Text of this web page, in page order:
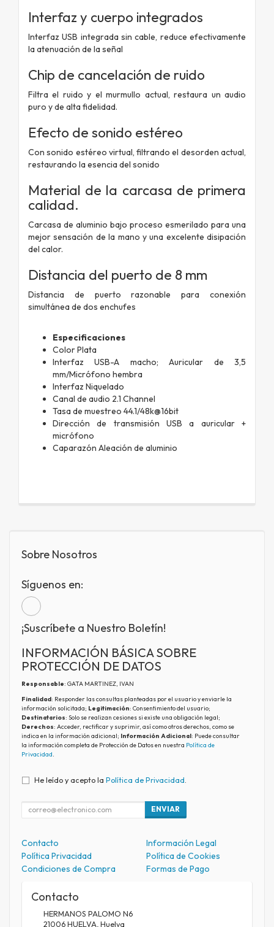
Interfaz y cuerpo integrados
Interfaz USB integrada sin cable, reduce efectivamente
la atenuación de la señal
Chip de cancelación de ruido
Filtra el ruido y el murmullo actual, restaura un audio
puro y de alta fidelidad.
Efecto de sonido estéreo
Con sonido estéreo virtual, filtrando el desorden actual,
restaurando la esencia del sonido
Material de la carcasa de primera
calidad.
Carcasa de aluminio bajo proceso esmerilado para una
mejor sensación de la mano y una excelente disipación
del calor.
Distancia del puerto de 8 mm
Distancia de puerto razonable para conexión
simultánea de dos enchufes
Especificaciones
Color Plata
Interfaz USB-A macho; Auricular de 3,5
mm/Micrófono hembra
Interfaz Niquelado
Canal de audio 2.1 Channel
Tasa de muestreo 44.1/48k@16bit
Dirección de transmisión USB a auricular +
micrófono
Caparazón Aleación de aluminio
Sobre Nosotros
Síguenos en:
¡Suscríbete a Nuestro Boletín!
INFORMACIÓN BÁSICA SOBRE
PROTECCIÓN DE DATOS
Responsable: GATA MARTINEZ, IVAN
Finalidad: Responder las consultas planteadas por el usuario y enviarle la
información solicitada; Legitimación: Consentimiento del usuario;
Destinatarios: Solo se realizan cesiones si existe una obligación legal;
Derechos: Acceder, rectificar y suprimir, así como otros derechos, como se
indica en la información adicional; Información Adicional: Puede consultar
la información completa de Protección de Datos en nuestra Política de
Privacidad.
He leído y acepto la Política de Privacidad
ENVIAR
Contacto
Información Legal
Política Privacidad
Política de Cookies
Condiciones de Compra
Formas de Pago
Contacto
HERMANOS PALOMO N6
21006HUELVA Huelva